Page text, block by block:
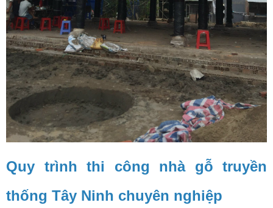
Quy trình thi công nhà gỗ truyền
thống Tây Ninh chuyên nghiệp